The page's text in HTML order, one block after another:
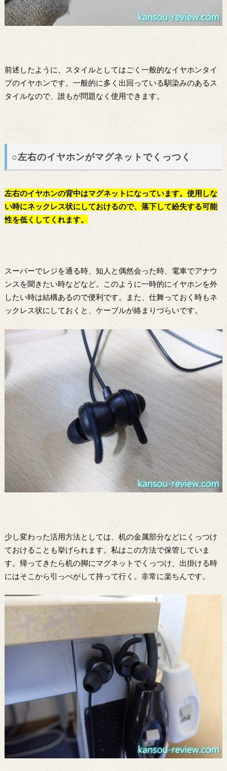
前述したように、スタイルとしてはごく一般的なイヤホンタイ
プのイヤホンです。一般的に多く出回っている馴染みのあるス
タイルなので、誰もが問題なく使用できます。
○左右のイヤホンがマグネットでくっつく
左右のイヤホンの背中はマグネットになっています。使用しな
い時にネックレス状にしておけるので、落下して紛失する可能
性を低くしてくれます。
スーパーでレジを通る時、知人と偶然会った時、電車でアナウ
ンスを聞きたい時などなど。このように一時的にイヤホンを外
したい時は結構あるので便利です。また、仕舞っておく時もネ
ックレス状にしておくと、ケーブルが絡まりづらいです。
少し変わった活用方法としては、机の金属部分などにくっつけ
ておけることも挙げられます。私はこの方法で保管していま
す。帰ってきたら机の脚にマグネットでくっつけ、出掛ける時
にはそこから引っぺがして持って行く。非常に楽ちんです。